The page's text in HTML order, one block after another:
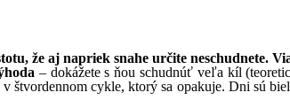
že aj napriek snahe určite neschudnete.
– dokážete s ňou schudnúť veľa kíl
štvordennom cykle, ktorý sa opakuje. Dni sú